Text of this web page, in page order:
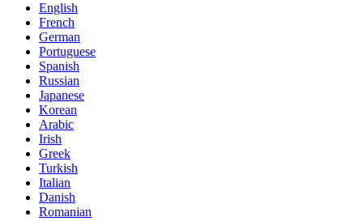
English
French
German
Portuguese
Spanish
Russian
Japanese
Korean
Arabic
Irish
Greek
Turkish
Italian
Danish
Romanian